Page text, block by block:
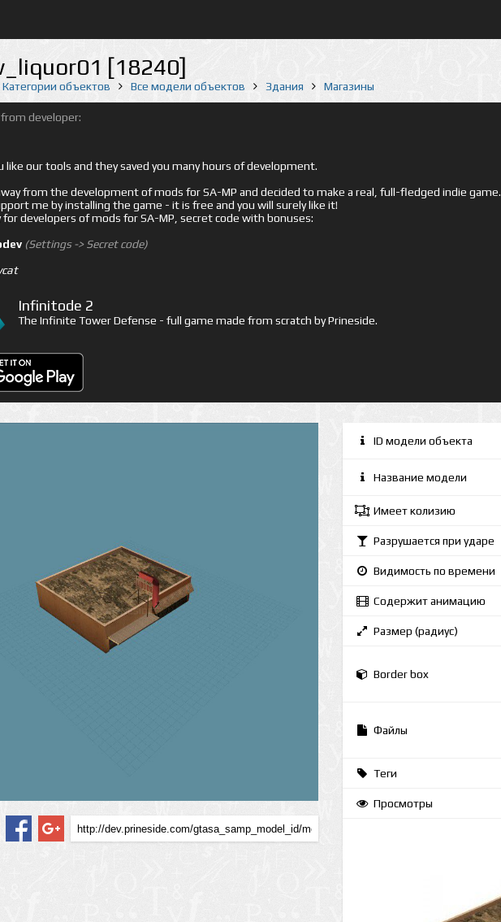
[18240]
Категории объектов Все модели объектов Здания Магазины
developer:
like our tools and they saved you many hours of development.
from the development of mods for SA-MP and decided to make a real, full-fledged indie game.
me by installing the game - it is free and you will surely like it!
for developers of mods for SA-MP, secret code with bonuses:
(Settings -> Secret code)
Infinitode 2
The Infinite Tower Defense - full game made from scratch by Prineside.
ID модели объекта
Название модели
Имеет колизию
Разрушается при ударе
Видимость по времени
Содержит анимацию
Размер (радиус)
Border box
Файлы
Теги
Просмотры